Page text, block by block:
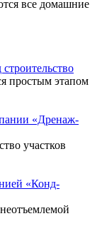
все домашние
простым этапом
«Дренаж-
участков
«Конд-